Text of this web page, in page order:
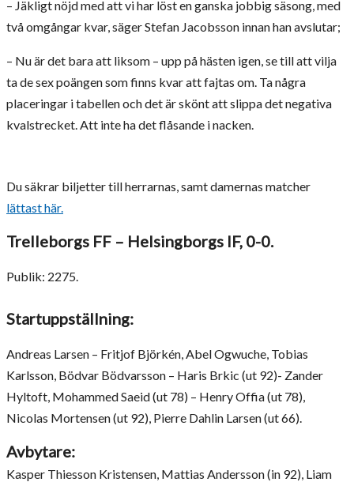
– Jäkligt nöjd med att vi har löst en ganska jobbig säsong, med
två omgångar kvar, säger Stefan Jacobsson innan han avslutar;
– Nu är det bara att liksom – upp på hästen igen, se till att vilja
ta de sex poängen som finns kvar att fajtas om. Ta några
placeringar i tabellen och det är skönt att slippa det negativa
kvalstrecket. Att inte ha det flåsande i nacken.
Du säkrar biljetter till herrarnas, samt damernas matcher
lättast här.
Trelleborgs FF – Helsingborgs IF, 0-0.
Publik: 2275.
Startuppställning:
Andreas Larsen – Fritjof Björkén, Abel Ogwuche, Tobias
Karlsson, Bödvar Bödvarsson – Haris Brkic (ut 92)- Zander
Hyltoft, Mohammed Saeid (ut 78) – Henry Offia (ut 78),
Nicolas Mortensen (ut 92), Pierre Dahlin Larsen (ut 66).
Avbytare:
Kasper Thiesson Kristensen, Mattias Andersson (in 92), Liam